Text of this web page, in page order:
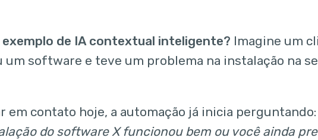
exemplo de IA contextual inteligente? Imagine um
um software e teve um problema na instalação na
em contato hoje, a automação já inicia perguntando:
do software X funcionou bem ou você ainda